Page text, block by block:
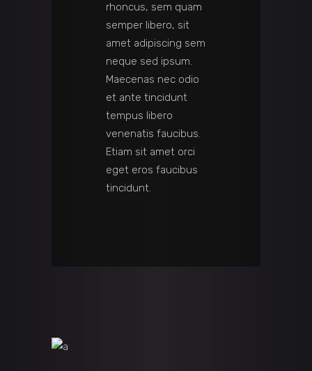
rhoncus, sem quam
semper libero, sit
amet adipiscing sem
neque sed ipsum.
Maecenas nec odio
et ante tincidunt
tempus libero
venenatis faucibus.
Etiam sit amet orci
eget eros faucibus
tincidunt.